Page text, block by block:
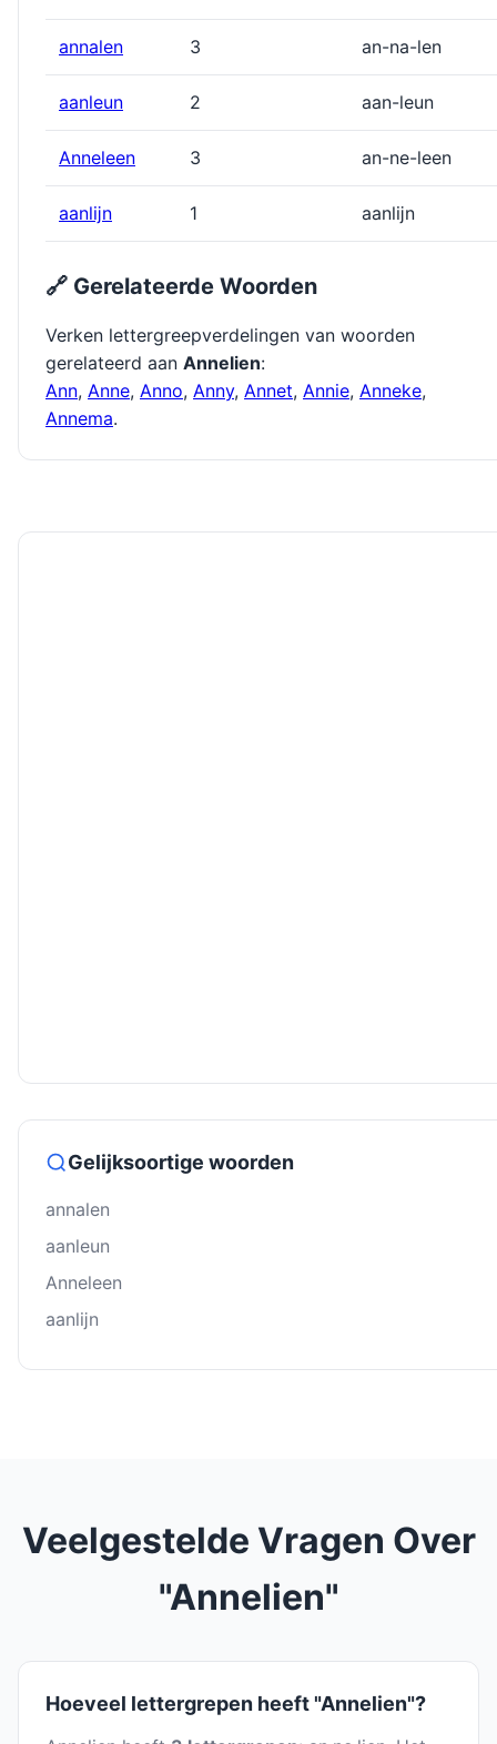
annalen 3 an-na-len
aanleun 2 aan-leun
Anneleen 3 an-ne-leen
aanlĳn 1 aanlĳn
🔗 Gerelateerde Woorden
Verken lettergreepverdelingen van woorden
gerelateerd aan Annelien:
Ann, Anne, Anno, Anny, Annet, Annie, Anneke,
Annema.
Gelijksoortige woorden
annalen
aanleun
Anneleen
aanlĳn
Veelgestelde Vragen Over
"Annelien"
Hoeveel lettergrepen heeft "Annelien"?